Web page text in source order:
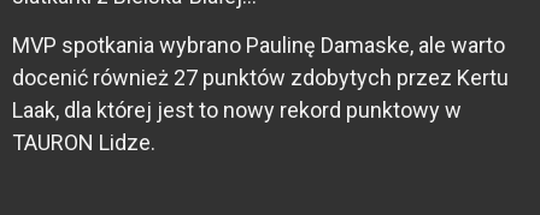
MVP spotkania wybrano Paulinę Damaske, ale warto
docenić również 27 punktów zdobytych przez Kertu
Laak, dla której jest to nowy rekord punktowy w
TAURON Lidze.